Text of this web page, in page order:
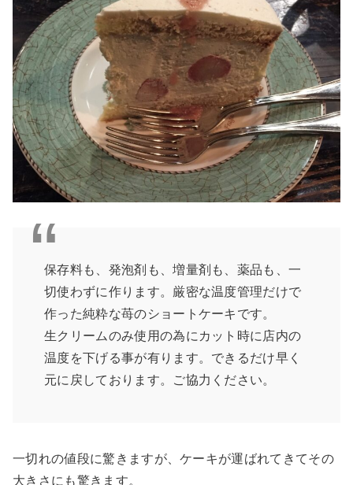
保存料も、発泡剤も、増量剤も、薬品も、一
切使わずに作ります。厳密な温度管理だけで
作った純粋な苺のショートケーキです。
生クリームのみ使用の為にカット時に店内の
温度を下げる事が有ります。できるだけ早く
元に戻しております。ご協力ください。
一切れの値段に驚きますが、ケーキが運ばれてきてその
大きさにも驚きます。